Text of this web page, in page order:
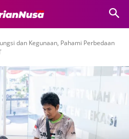
dan Kegunaan, Pahami Perbedaan